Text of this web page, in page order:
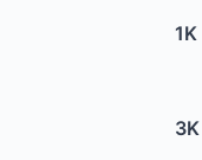
1K
3K